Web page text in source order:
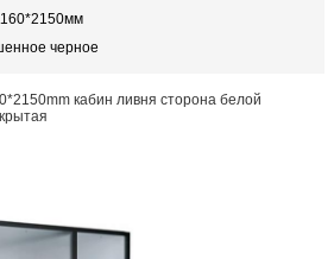
черное
кабин ливня сторона белой